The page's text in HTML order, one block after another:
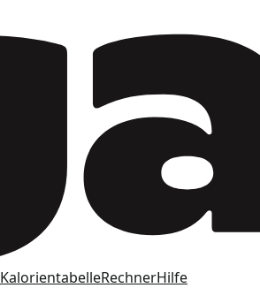
KalorientabelleRechnerHilfe